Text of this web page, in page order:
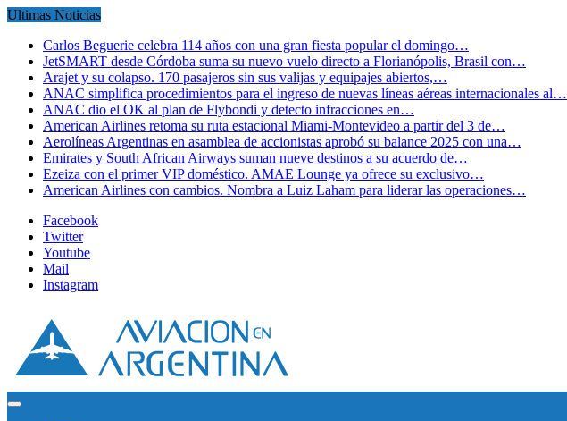
Ultimas Noticias
Carlos Beguerie celebra 114 años con una gran fiesta popular el domingo…
JetSMART desde Córdoba suma su nuevo vuelo directo a Florianópolis, Brasil con…
Arajet y su colapso. 170 pasajeros sin sus valijas y equipajes abiertos,…
ANAC simplifica procedimientos para el ingreso de nuevas líneas aéreas internacionales al…
ANAC dio el OK al plan de Flybondi y detecto infracciones en…
American Airlines retoma su ruta estacional Miami-Montevideo a partir del 3 de…
Aerolíneas Argentinas en asamblea de accionistas aprobó su balance 2025 con una…
Emirates y South African Airways suman nueve destinos a su acuerdo de…
Ezeiza con el primer VIP doméstico. AMAE Lounge ya ofrece su exclusivo…
American Airlines con cambios. Nombra a Luiz Laham para liderar las operaciones…
Facebook
Twitter
Youtube
Mail
Instagram